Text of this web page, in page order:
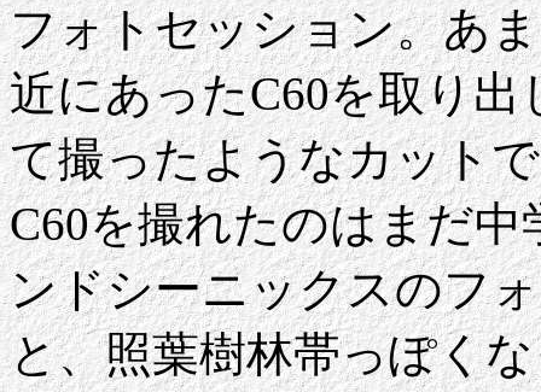
フォトセッション。あ
近にあったC60を取り
て撮ったようなカット
C60を撮れたのはまだ
ンドシーニックスのフ
と、照葉樹林帯っぽく